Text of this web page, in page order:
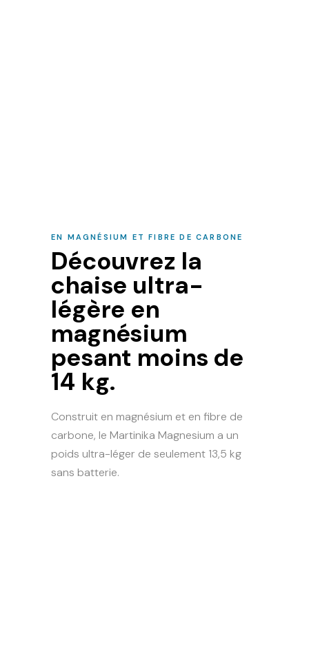
EN MAGNÉSIUM ET FIBRE DE CARBONE
Découvrez la
chaise ultra-
légère en
magnésium
pesant moins de
14 kg.
Construit en magnésium et en fibre de
carbone, le Martinika Magnesium a un
poids ultra-léger de seulement 13,5 kg
sans batterie.